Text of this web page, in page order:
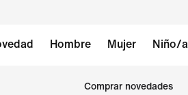
Hombre Mujer Niño/a
Comprar novedades